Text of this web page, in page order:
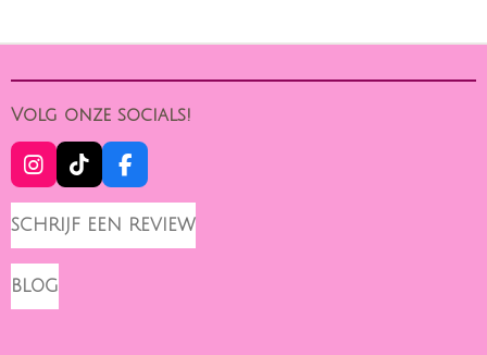
Volg onze socials!
I
N
S
T
G
R
T
I
K
F
A
C
E
SCHRIJF EEN REVIEW
BLOG